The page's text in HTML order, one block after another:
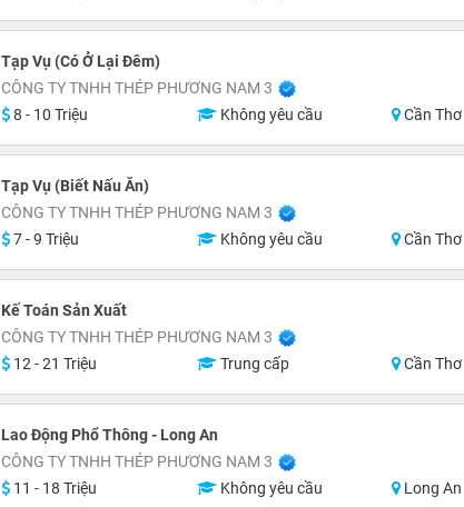
Tạp Vụ (Có Ở Lại Đêm)
CÔNG TY TNHH THÉP PHƯƠNG NAM 3
8 - 10 Triệu
Không yêu cầu Cần Thơ
Tạp Vụ (Biết Nấu Ăn)
CÔNG TY TNHH THÉP PHƯƠNG NAM 3
7 - 9 Triệu
Không yêu cầu Cần Thơ
Kế Toán Sản Xuất
CÔNG TY TNHH THÉP PHƯƠNG NAM 3
12 - 21 Triệu
Trung cấp Cần Thơ
Lao Động Phổ Thông - Long An
CÔNG TY TNHH THÉP PHƯƠNG NAM 3
11 - 18 Triệu
Không yêu cầu Long An